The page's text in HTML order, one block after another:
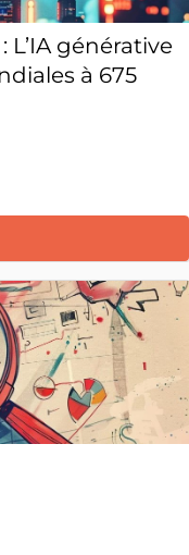
générative
à 675